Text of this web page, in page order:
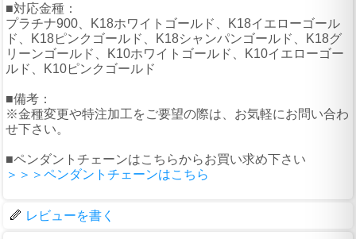
■対応金種：
プラチナ900、K18ホワイトゴールド、K18イエローゴール
ド、K18ピンクゴールド、K18シャンパンゴールド、K18グ
リーンゴールド、K10ホワイトゴールド、K10イエローゴー
ルド、K10ピンクゴールド
■備考：
※金種変更や特注加工をご要望の際は、お気軽にお問い合わ
せ下さい。
■ペンダントチェーンはこちらからお買い求め下さい
＞＞＞ペンダントチェーンはこちら
レビューを書く